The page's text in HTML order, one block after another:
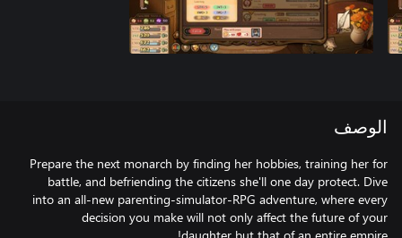
الوصف
Prepare the next monarch by finding her hobbies, training her for
battle, and befriending the citizens she'll one day protect. Dive
into an all-new parenting-simulator-RPG adventure, where every
decision you make will not only affect the future of your